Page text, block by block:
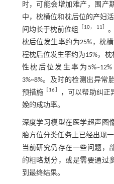
时，可能会增加难产，围产
中，枕横位和枕后位的产妇
间均长于枕前位组
［10， 11］
枕后位发生率约为25%，枕
程枕后位发生率约为15%，枕
性枕后位发生率为
3%~8%。及时的检测出异
预措施 ［16］
，可以帮助纠正
娩的成功率。
深度学习模型在医学超声图
胎方位分类任务上已经出现
当前研究仍存在一些问题，
的粗略划分，或是需要通过
到最终结果。